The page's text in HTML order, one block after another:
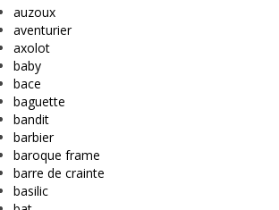
auzoux
aventurier
axolot
baby
bace
baguette
bandit
barbier
baroque frame
barre de crainte
basilic